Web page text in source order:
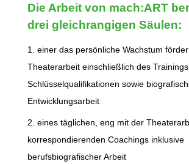
Die Arbeit von mach:ART
drei gleichrangigen Säulen:
1. einer das persönliche Wachstum
Theaterarbeit einschließlich des
Schlüsselqualifikationen sowie
Entwicklungsarbeit
2. eines täglichen, eng mit der
korrespondierenden Coachings inklusive
berufsbiografischer Arbeit